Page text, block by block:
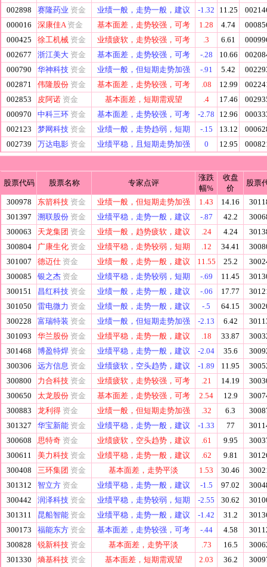
002898
赛隆药业 资金 业绩一般，走势一般，建议 -1.32 11.25
000016
深康佳A 资金 基本面差，走势较强，可考 1.28 4.74
000425
徐工机械 资金 业绩疲软，走势较强，可考 .3 6.61
002677
浙江美大 资金 基本面差，走势较强，可考 -.28 10.66
000790
华神科技 资金 业绩一般，但短期走势加强 -.91 5.42
002871
伟隆股份 资金 基本面差，走势较强，可考 .08 12.99
002853
皮阿诺 资金 基本面差，短期需观望 .4 17.46
000970
中科三环 资金 基本面差，走势较强，可考 -2.78 12.96
002123
梦网科技 资金 业绩一般，走势趋弱，短期 -.15 13.12
002739
万达电影 资金 业绩平稳，且短期走势加强 0 12.95
股票代码 股票名称 专家点评
涨跌
幅%
收盘
价
股票
300978 东箭科技 资金 业绩一般，但短期走势加强 1.43 14.16
301397
溯联股份 资金 业绩平稳，走势一般，建议 -.87 42.2
300063
天龙集团 资金 业绩一般，趋势疲软，建议 .24 4.24
300804
广康生化 资金 业绩平稳，走势较弱，短期 .12 34.41
301007
德迈仕 资金 业绩一般，走势一般，建议 11.55 25.2
300085
银之杰 资金 业绩平稳，走势较弱，短期 -.69 11.45
300151
昌红科技 资金 业绩一般，走势一般，建议 -.06 17.77
301050
雷电微力 资金 业绩一般，走势一般，建议 -.5 64.15
300228
富瑞特装 资金 业绩一般，但短期走势加强 -2.13 6.42
301093
华兰股份 资金 业绩平稳，走势一般，建议 .18 33.87
301468
博盈特焊 资金 业绩平稳，走势一般，建议 -2.04 35.6
300306
远方信息 资金 业绩疲软，空头趋势，建议 -1.89 11.95
300800
力合科技 资金 业绩疲软，走势较强，可考 .21 14.19
300650
太龙股份 资金 基本面差，走势较强，可考 2.54 12.9
300883
龙利得 资金 业绩一般，但短期走势加强 .32 6.3
301327
华宝新能 资金 业绩平稳，走势一般，建议 -1.33 77
300608
思特奇 资金 业绩疲软，空头趋势，建议 .61 9.95
300611
美力科技 资金 业绩平稳，走势一般，建议 .62 9.81
300408
三环集团 资金 基本面差，走势平淡 1.53 30.46
301312
智立方 资金 业绩平稳，走势一般，建议 -1.5 97.02
300442
润泽科技 资金 业绩平稳，走势较弱，短期 -2.55 30.62
301311
昆船智能 资金 业绩平稳，走势一般，建议 -1.42 31.2
300173
福能东方 资金 基本面差，走势较强，可考 -.44 4.58
300828
锐新科技 资金 基本面差，走势平淡 .73 16.5
301330
熵基科技 资金 基本面差，短期需观望 2.03 36.2